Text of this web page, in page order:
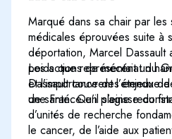
Marqué dans sa chair par les
médicales éprouvées suite à
déportation, Marcel Dassault
poids que représentait un
et l’importance des enjeux
une France en pleine
Les actions de mécénat du
Dassault couvrent l’étendue
de santé. Qu’il s’agisse du
d’unités de recherche
le cancer, de l’aide aux